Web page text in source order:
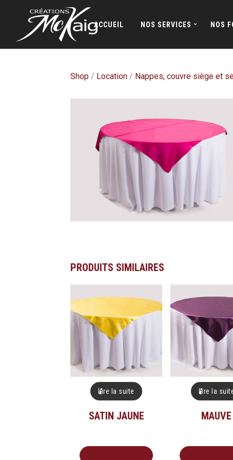
ACCUEIL NOS SERVICES NOS
Shop / Location / Nappes, couvre siège et
PRODUITS SIMILAIRES
Lire la suite
SATIN JAUNE
Lire la
MAUVE